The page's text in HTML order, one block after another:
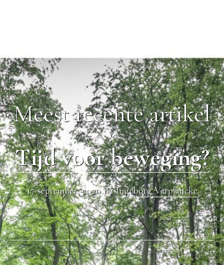
Meest recente artikel
Tijd voor beweging?
17 september, 2020ByIngeborg Verplancke